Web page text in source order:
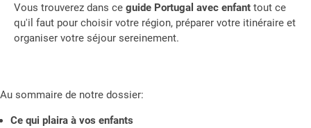
Vous trouverez dans ce guide Portugal avec enfant tout ce
qu'il faut pour choisir votre région, préparer votre itinéraire et
organiser votre séjour sereinement.
Au sommaire de notre dossier:
Ce qui plaira à vos enfants